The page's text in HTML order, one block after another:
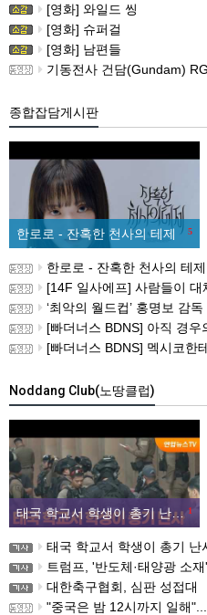
[영화] 와일드 씽
[영화] 슈퍼걸
[영화] 남편들
기동전사 건담(Gundam)
종합잡담게시판
5
한로로 - 잔혹한 천사의 테제
한로로 - 잔혹한 천사의 테제
[14F 일사에프] 사람들이
‘최악의 월드컵’ 홍명보 감
[빠더너스 BDNS] 아직 경우의 수가
[빠더너스 BDNS] 멕시코한
Noddang Club(노땅클럽)
1
태국 학교서 학생이 총기 난사…용의자 등 8명 숨져
태국 학교서 학생이 총기
트럼프, '반도체·태양광 소재' 폴리실리콘 파생
대한축구협회, 심판 성접대
"중국은 밤 12시까지 일해